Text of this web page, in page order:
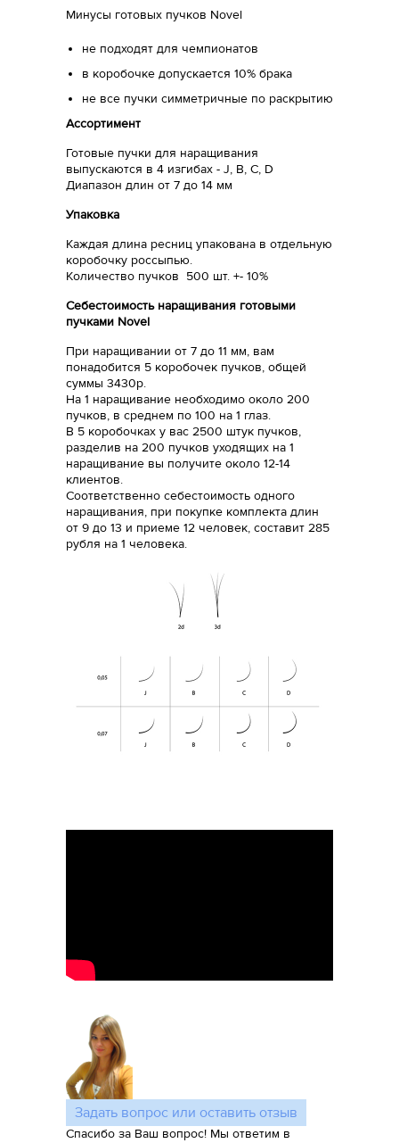
Минусы готовых пучков Novel
не подходят для чемпионатов
в коробочке допускается 10% брака
не все пучки симметричные по раскрытию
Ассортимент
Готовые пучки для наращивания
выпускаются в 4 изгибах - J, B, C, D
Диапазон длин от 7 до 14 мм
Упаковка
Каждая длина ресниц упакована в отдельную
коробочку россыпью.
Количество пучков 500 шт. +- 10%
Себестоимость наращивания готовыми
пучками Novel
При наращивании от 7 до 11 мм, вам
понадобится 5 коробочек пучков, общей
суммы 3430р.
На 1 наращивание необходимо около 200
пучков, в среднем по 100 на 1 глаз.
В 5 коробочках у вас 2500 штук пучков,
разделив на 200 пучков уходящих на 1
наращивание вы получите около 12-14
клиентов.
Соответственно себестоимость одного
наращивания, при покупке комплекта длин
от 9 до 13 и приеме 12 человек, составит 285
рубля на 1 человека.
Задать вопрос или оставить отзыв
Спасибо за Ваш вопрос! Мы ответим в